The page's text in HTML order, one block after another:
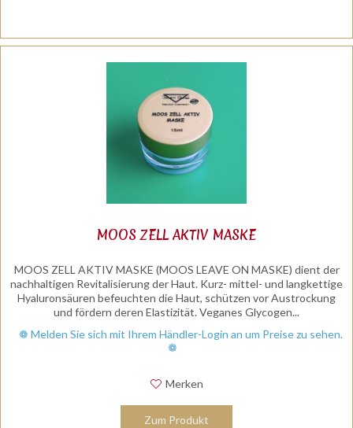
MOOS ZELL AKTIV MASKE
MOOS ZELL AKTIV MASKE (MOOS LEAVE ON MASKE) dient der
nachhaltigen Revitalisierung der Haut. Kurz- mittel- und langkettige
Hyaluronsäuren befeuchten die Haut, schützen vor Austrockung
und fördern deren Elastizität. Veganes Glycogen...
❁ Melden Sie sich mit Ihrem Händler-Login an um Preise zu sehen.
❁
Merken
Zum Produkt